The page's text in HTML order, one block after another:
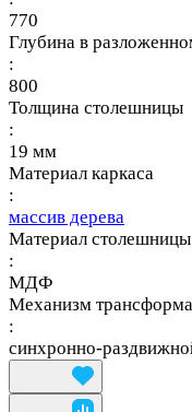
770
Глубина в
:
800
Толщина столешницы
:
19 мм
Материал каркаса
:
массив дерева
Материал столешницы
:
МДФ
Механизм
:
синхронно-